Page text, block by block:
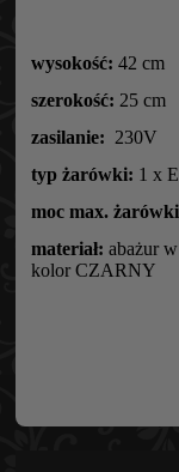
wysokość: 42 cm
szerokość: 25 cm
zasilanie: 230V
typ żarówki: 1 x
moc max.
materiał: abażur
kolor CZARNY